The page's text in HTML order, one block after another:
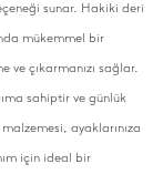
sunar. Hakiki deri
mükemmel bir
ve çıkarmanızı sağlar.
sahiptir ve günlük
ayaklarınıza
için ideal bir